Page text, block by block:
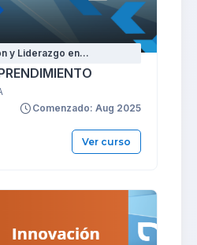
y Liderazgo en
26-1 | EMPRENDIMIENTO
Comenzado: Aug 2025
Ver curso